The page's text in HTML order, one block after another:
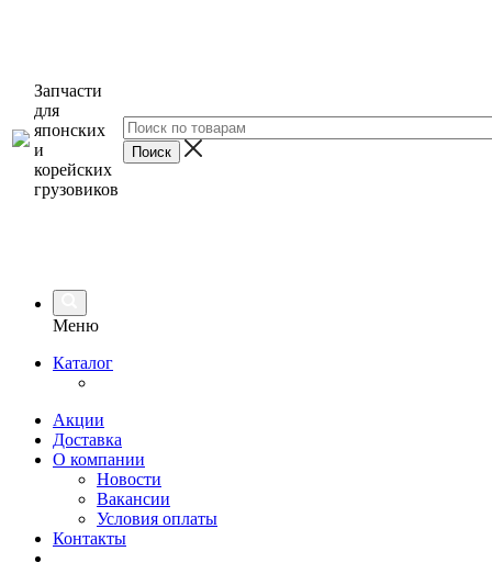
Запчасти
для
японских
и
корейских
грузовиков
Меню
Каталог
Акции
Доставка
О компании
Новости
Вакансии
Условия оплаты
Контакты